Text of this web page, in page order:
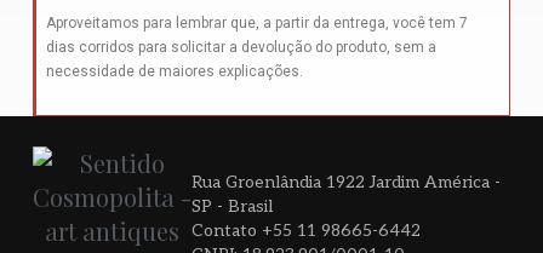
Aproveitamos para lembrar que, a partir da entrega, você tem 7
dias corridos para solicitar a devolução do produto, sem a
necessidade de maiores explicações.
Rua Groenlândia 1922 Jardim América -
SP - Brasil
Contato +55 11 98665-6442